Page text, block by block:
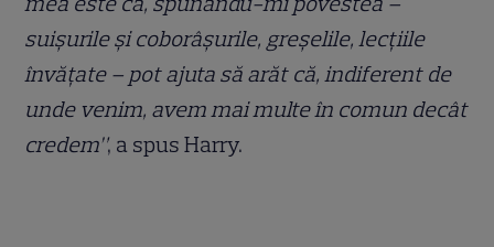
suișurile și coborâșurile, greșelile, lecțiile
învățate – pot ajuta să arăt că, indiferent de
unde venim, avem mai multe în comun decât
credem”, a spus Harry.